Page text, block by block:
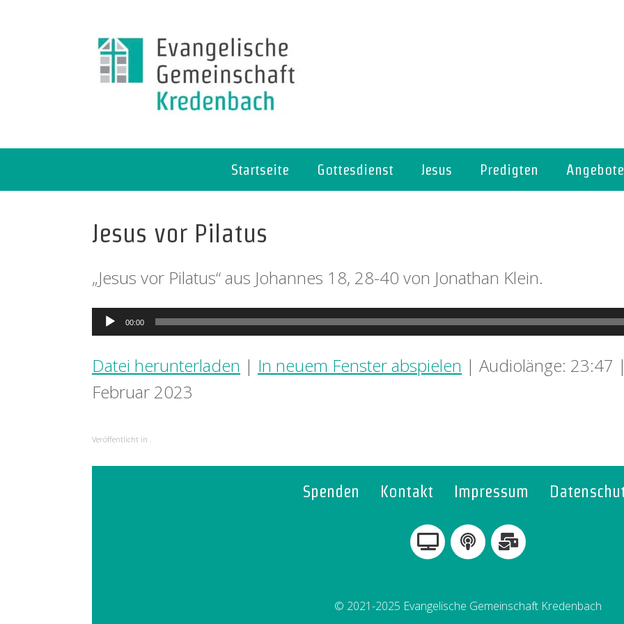
Startseite Gottesdienst Jesus Predigten Angebote
Jesus vor Pilatus
„Jesus vor Pilatus“ aus Johannes 18, 28-40 von Jonathan Klein.
Audio-
00:00
Datei herunterladen | In neuem Fenster abspielen | Audiolänge: 23:47 |
Februar 2023
Veröffentlicht in .
Spenden Kontakt Impressum
© 2021-2025 Evangelische Gemeinschaft Kredenbach